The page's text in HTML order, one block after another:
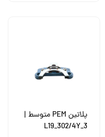
پلاتین PEM متوسط |
L19_302/4Y_3